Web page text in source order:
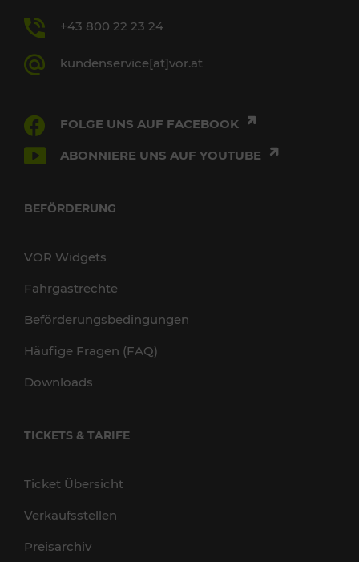
+43 800 22 23 24
kundenservice[at]vor.at
FOLGE UNS AUF FACEBOOK
ABONNIERE UNS AUF YOUTUBE
BEFÖRDERUNG
VOR Widgets
Fahrgastrechte
Beförderungsbedingungen
Häufige Fragen (FAQ)
Downloads
TICKETS & TARIFE
Ticket Übersicht
Verkaufsstellen
Preisarchiv